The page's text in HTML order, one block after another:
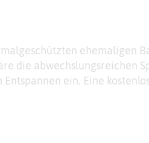
ehemaligen
die abwechslungsreichen
ein. Eine